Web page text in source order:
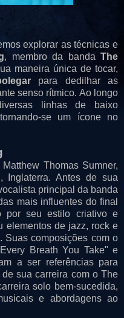
explorar as técnicas e
, membro da bandaThe
maneira única de tocar,
para dedilhar as
senso rítmico. Ao longo
linhas de baixo
se um ícone no
Thomas Sumner,
Inglaterra. Antes de sua
principal da banda
mais influentes do final
por seu estilo criativo e
elementos de jazz, rock e
Suas composições com o
Breath You Take" e
a ser referências para
sua carreira com o The
solo bem-sucedida,
e abordagens ao